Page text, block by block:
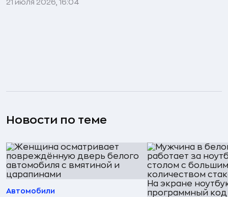
21 июля 2026, 16:04
Новости по теме
Автомобили